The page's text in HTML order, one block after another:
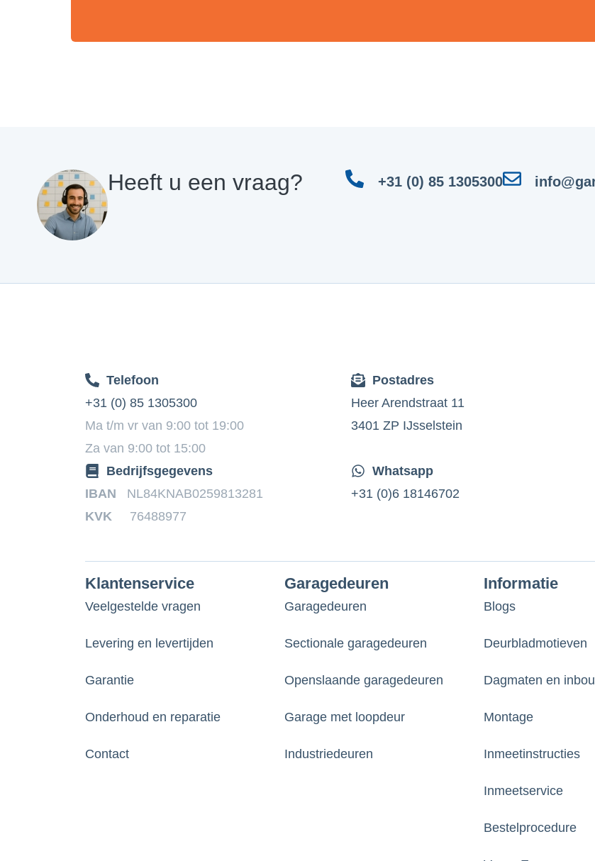
Heeft u een vraag? +31 (0) 85 1305300
Telefoon
+31 (0) 85 1305300
Ma t/m vr van 9:00 tot 19:00
Za van 9:00 tot 15:00
Postadres
Heer Arendstraat 11
3401 ZP IJsselstein
Bedrijfsgegevens
IBAN NL84KNAB0259813281
KVK 76488977
Whatsapp
+31 (0)6 18146702
Klantenservice
Veelgestelde vragen
Levering en levertijden
Garantie
Onderhoud en reparatie
Contact
Garagedeuren
Garagedeuren
Sectionale garagedeuren
Openslaande garagedeuren
Garage met loopdeur
Industriedeuren
Informatie
Blogs
Deurbladmotieven
Dagmaten en
Montage
Inmeetinstructies
Inmeetservice
Bestelprocedure